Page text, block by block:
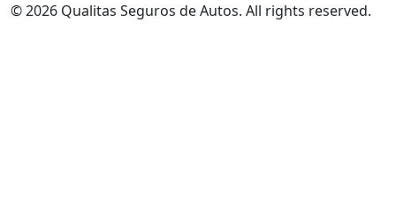
© 2026 Qualitas Seguros de Autos. All rights reserved.